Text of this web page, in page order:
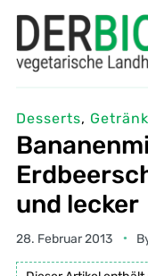
Desserts,
und lecker
28. Februar 2013